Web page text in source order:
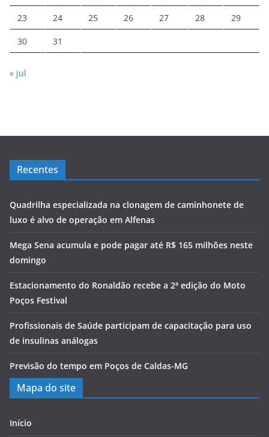
23 24 25 26 27 28 29
30 31
« jul
Recentes
Quadrilha especializada na clonagem de caminhonete de
luxo é alvo de operação em Alfenas
Mega Sena acumula e pode pagar até R$ 165 milhões neste
domingo
Estacionamento do Ronaldão recebe a 2ª edição do Moto
Poços Festival
Profissionais de Saúde participam de capacitação para uso
de insulinas análogas
Previsão do tempo em Poços de Caldas-MG
Mapa do site
Início